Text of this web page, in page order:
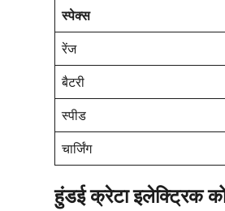
स्पेक्स
रेंज
बैटरी
स्पीड
चार्जिंग
हुंडई क्रेटा इलेक्ट्रिक